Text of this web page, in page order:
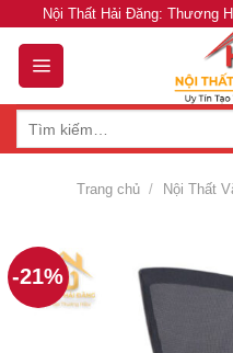
content
Nội Thất Hải Đăng: Thương
Trang chủ / Nội Thất
-21%